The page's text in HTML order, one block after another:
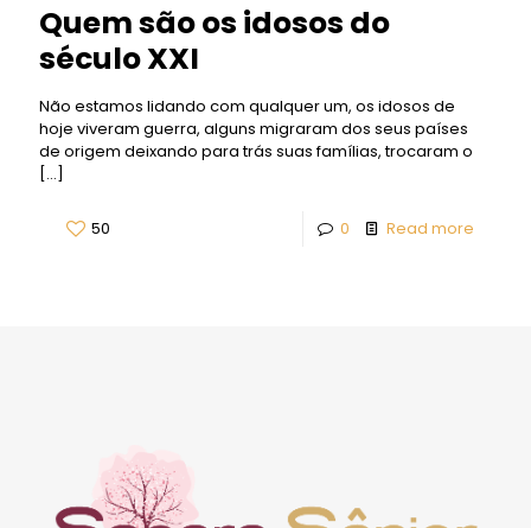
Quem são os idosos do
século XXI
Não estamos lidando com qualquer um, os idosos de
hoje viveram guerra, alguns migraram dos seus países
de origem deixando para trás suas famílias, trocaram o
[…]
50 0 Read more